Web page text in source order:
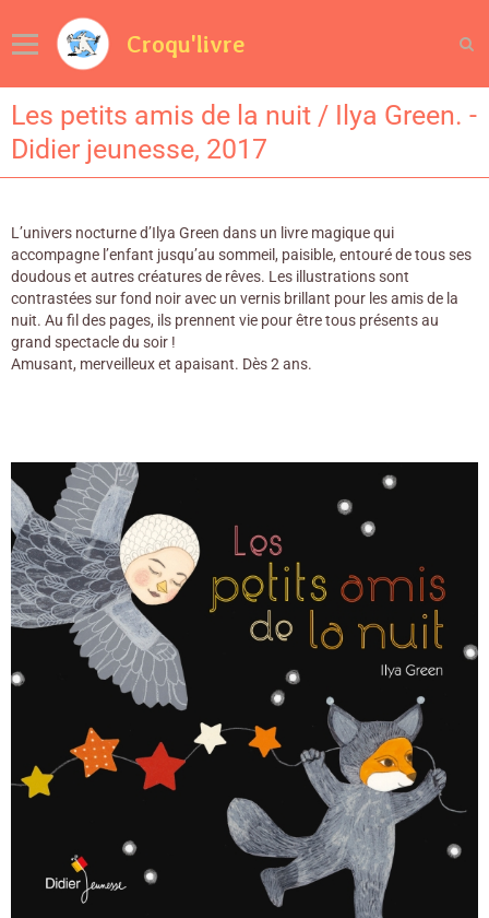
Croqu'livre
Les petits amis de la nuit / Ilya Green. -
Didier jeunesse, 2017
L’univers nocturne d’Ilya Green dans un livre magique qui
accompagne l’enfant jusqu’au sommeil, paisible, entouré de tous ses
doudous et autres créatures de rêves. Les illustrations sont
contrastées sur fond noir avec un vernis brillant pour les amis de la
nuit. Au fil des pages, ils prennent vie pour être tous présents au
grand spectacle du soir !
Amusant, merveilleux et apaisant. Dès 2 ans.